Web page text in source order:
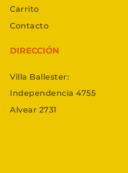
Carrito
Contacto
DIRECCIÓN
Villa Ballester:
Independencia 4755
Alvear 2731